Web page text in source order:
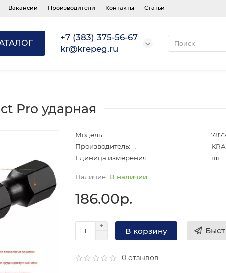
Вакансии Производители Контакты Статьи
+7 (383) 375-56-67
kr@krepeg.ru
Pro ударная
Модель:
Производитель:
Единица измерения:
шт
В наличии
186.00р.
В корзину
0 отзывов